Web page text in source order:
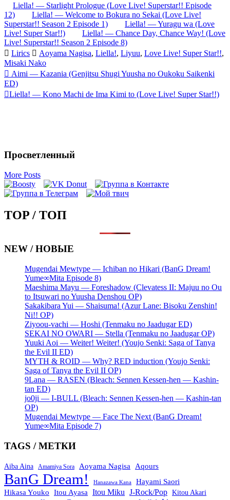
Liella! — Starlight Prologue (Love Live! Superstar!! Episode
12)
Liella! — Welcome to Bokura no Sekai (Love Live!
Superstar!! Season 2 Episode 1)
Liella! — Yuragu wa (Love
Live! Super Star!!)
Liella! — Chance Day, Chance Way! (Love
Live! Superstar!! Season 2 Episode 8)
Lirics
Aoyama Nagisa, Liella!, Liyuu, Love Live! Super Star!!,
Misaki Nako
Запись
навигация
Aimi — Kazania (Genjitsu Shugi Yuusha no Oukoku Saikenki
ED)
Liella! — Kono Machi de Ima Kimi to (Love Live! Super Star!!)
Просветленный
More Posts
TOP / ТОП
NEW / НОВЫЕ
Mugendai Mewtype — Ichiban no Hikari (BanG Dream!
Yume∞Mita Episode 8)
Maeshima Mayu — Foreshadow (Clevatess II: Majuu no Ou
to Itsuwari no Yuusha Denshou OP)
Sakakibara Yui — Shaisuma! (Azur Lane: Bisoku Zenshin!
Ni!! OP)
Ziyoou-vachi — Hoshi (Tenmaku no Jaadugar ED)
SEKAI NO OWARI — Stella (Tenmaku no Jaadugar OP)
Yuuki Aoi — Weiter! Weiter! (Youjo Senki: Saga of Tanya
the Evil II ED)
MYTH & ROID — Why? RED induction (Youjo Senki:
Saga of Tanya the Evil II OP)
9Lana — RASEN (Bleach: Sennen Kessen-hen — Kashin-
tan ED)
jo0ji — I-BULL (Bleach: Sennen Kessen-hen — Kashin-tan
OP)
Mugendai Mewtype — Face The Next (BanG Dream!
Yume∞Mita Episode 7)
TAGS / МЕТКИ
Aiba Aina Amamiya Sora Aoyama Nagisa Aqours
BanG Dream! Hanazawa Kana
Hayami Saori
Hikasa Youko
Itou Ayasa Itou Miku J-Rock/Pop Kitou Akari